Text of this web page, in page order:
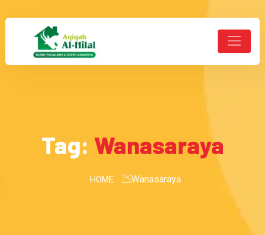
Tag: Wanasaraya
HOME Wanasaraya